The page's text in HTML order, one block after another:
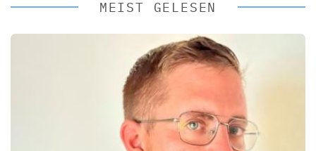
MEIST GELESEN